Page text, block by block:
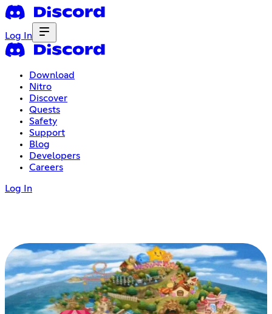
Log In
Download
Nitro
Discover
Quests
Safety
Support
Blog
Developers
Careers
Log In